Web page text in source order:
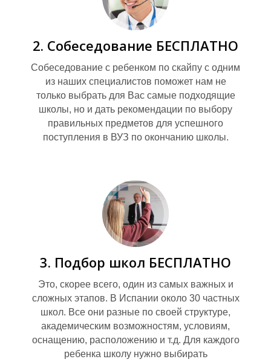
И
2. Собеседование БЕСПЛАТНО
Собеседование с ребенком по скайпу с одним
из наших специалистов поможет нам не
только выбрать для Вас самые подходящие
школы, но и дать рекомендации по выбору
правильных предметов для успешного
поступления в ВУЗ по окончанию школы.
3. Подбор школ БЕСПЛАТНО
Это, скорее всего, один из самых важных и
сложных этапов. В Испании около 30 частных
школ. Все они разные по своей структуре,
академическим возможностям, условиям,
оснащению, расположению и т.д. Для каждого
ребенка школу нужно выбирать